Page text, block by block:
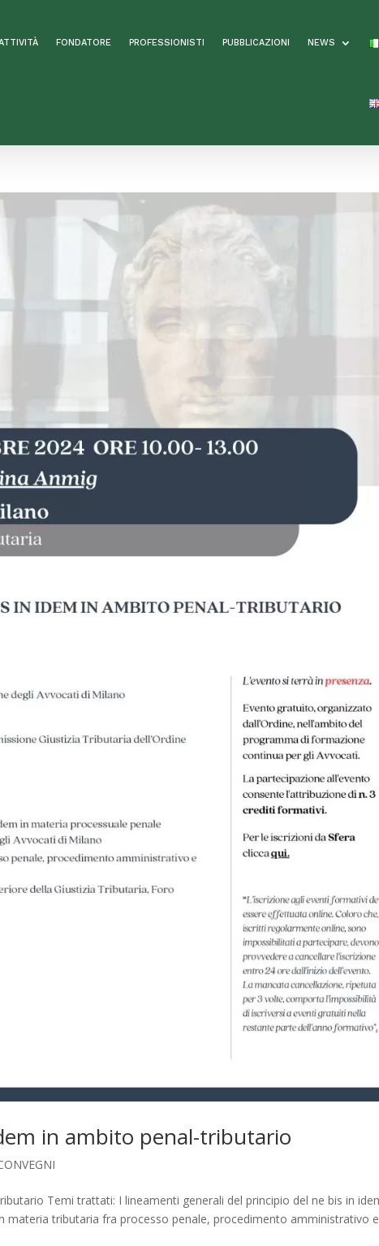
FONDATORE PROFESSIONISTI PUBBLICAZIONI NEWS
in ambito penal-tributario
Temi trattati: I lineamenti generali del principio del ne bis in
materia tributaria fra processo penale, procedimento amministrativo e